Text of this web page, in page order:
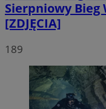
Sierpniowy
[ZDJĘCIA]
189